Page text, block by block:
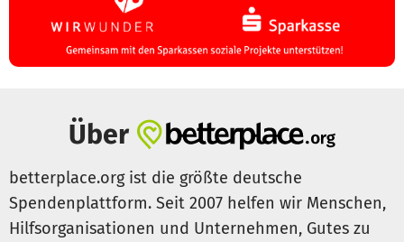
Über
betterplace.org ist die größte deutsche
Spendenplattform. Seit 2007 helfen wir Menschen,
Hilfsorganisationen und Unternehmen, Gutes zu